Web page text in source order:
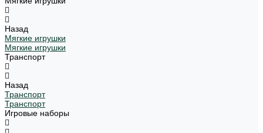
Назад
Мягкие игрушки
Мягкие игрушки
Транспорт
Назад
Транспорт
Транспорт
Игровые наборы